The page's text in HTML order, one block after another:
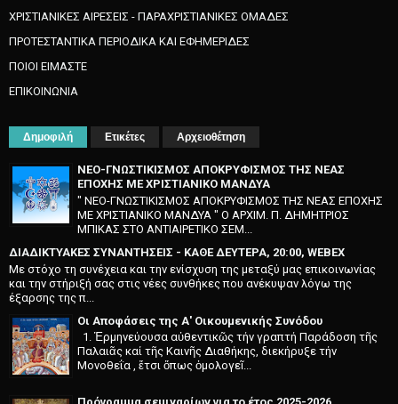
ΧΡΙΣΤΙΑΝΙΚΕΣ ΑΙΡΕΣΕΙΣ - ΠΑΡΑΧΡΙΣΤΙΑΝΙΚΕΣ ΟΜΑΔΕΣ
ΠΡΟΤΕΣΤΑΝΤΙΚΑ ΠΕΡΙΟΔΙΚΑ ΚΑΙ ΕΦΗΜΕΡΙΔΕΣ
ΠΟΙΟΙ ΕΙΜΑΣΤΕ
ΕΠΙΚΟΙΝΩΝΙΑ
Δημοφιλή Ετικέτες Αρχειοθέτηση
ΝΕΟ-ΓΝΩΣΤΙΚΙΣΜΟΣ ΑΠΟΚΡΥΦΙΣΜΟΣ ΤΗΣ ΝΕΑΣ
ΕΠΟΧΗΣ ΜΕ ΧΡΙΣΤΙΑΝΙΚΟ ΜΑΝΔΥΑ
" ΝΕΟ-ΓΝΩΣΤΙΚΙΣΜΟΣ ΑΠΟΚΡΥΦΙΣΜΟΣ ΤΗΣ ΝΕΑΣ ΕΠΟΧΗΣ
ΜΕ ΧΡΙΣΤΙΑΝΙΚΟ ΜΑΝΔΥΑ " O APXIM. Π. ΔHMHTPIOΣ
MΠIKAΣ ΣTO ANTIAIPETIKO ΣEM...
ΔΙΑΔΙΚΤΥΑΚΕΣ ΣΥΝΑΝΤΗΣΕΙΣ - ΚΑΘΕ ΔΕΥΤΕΡΑ, 20:00, WEBEX
Με στόχο τη συνέχεια και την ενίσχυση της μεταξύ μας επικοινωνίας
και την στήριξή σας στις νέες συνθήκες που ανέκυψαν λόγω της
έξαρσης της π...
Οι Αποφάσεις της Α' Οικουμενικής Συνόδου
1. Ἑρμηνεύουσα αὐθεντικῶς τήν γραπτή Παράδοση τῆς
Παλαιᾶς καί τῆς Καινῆς Διαθήκης, διεκήρυξε τήν
Μονοθεΐα , ἔτσι ὅπως ὁμολογεῖ...